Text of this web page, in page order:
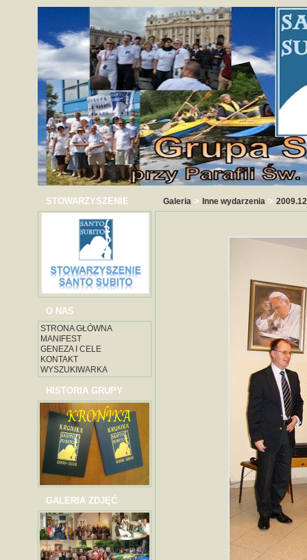
STOWARZYSZENIE
O NAS
STRONA GŁÓWNA
MANIFEST
GENEZA I CELE
KONTAKT
WYSZUKIWARKA
HISTORIA GRUPY
GALERIA ZDJĘĆ
Galeria > Inne wydarzenia >